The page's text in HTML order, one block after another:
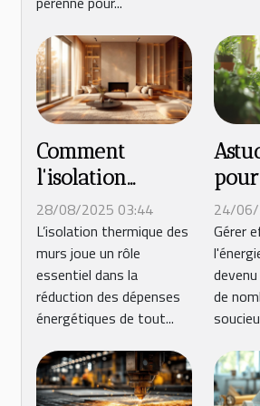
Comment
l'isolation
thermique des
murs réduit-
elle vos factures
d'énergie ?
28/08/2025 03:44
L’isolation thermique des
murs joue un rôle
essentiel dans la
réduction des dépenses
énergétiques de tout...
24/
Gérer
de